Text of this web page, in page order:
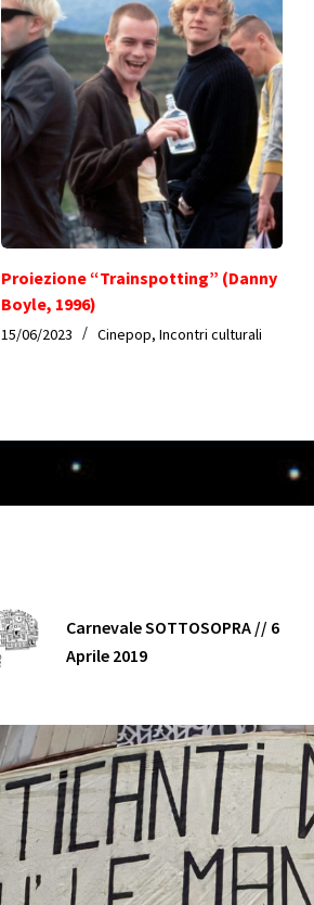
Proiezione “Trainspotting” (Danny
Boyle, 1996)
15/06/2023 Cinepop,Incontri culturali
Carnevale SOTTOSOPRA // 6
Aprile 2019